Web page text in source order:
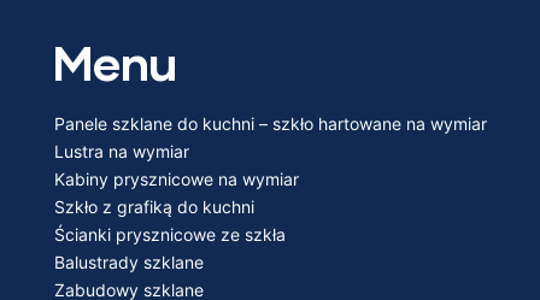
Menu
Panele szklane do kuchni – szkło hartowane na wymiar
Lustra na wymiar
Kabiny prysznicowe na wymiar
Szkło z grafiką do kuchni
Ścianki prysznicowe ze szkła
Balustrady szklane
Zabudowy szklane